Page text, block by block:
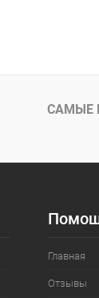
САМЫЕ
Главная
Отзывы